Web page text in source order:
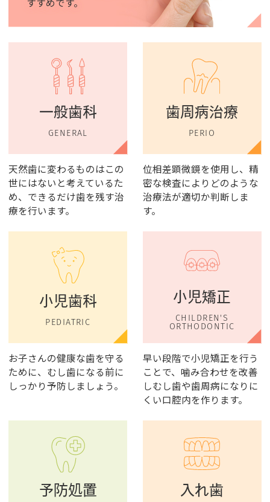
一般歯科
GENERAL
天然歯に変わるものはこの
世にはないと考えているた
め、できるだけ歯を残す治
療を行います。
歯周病治療
PERIO
位相差顕微鏡を使用し、精
密な検査によりどのような
治療法が適切か判断しま
す。
小児歯科
PEDIATRIC
お子さんの健康な歯を守る
ために、むし歯になる前に
しっかり予防しましょう。
小児矯正
CHILDREN'S
ORTHODONTIC
早い段階で小児矯正を行う
ことで、噛み合わせを改善
しむし歯や歯周病になりに
くい口腔内を作ります。
予防処置 入れ歯